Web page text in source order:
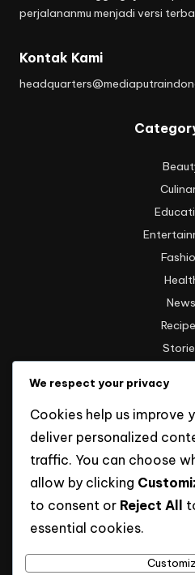
perjalananmu menjadi versi
Kontak Kami
News
Travel
Hak
Kebijakan
Tentang
We respect your privacy
Cookies help us improve
deliver personalized
traffic. You can choose
allow by clicking
to consent or Reject All
essential cookies.